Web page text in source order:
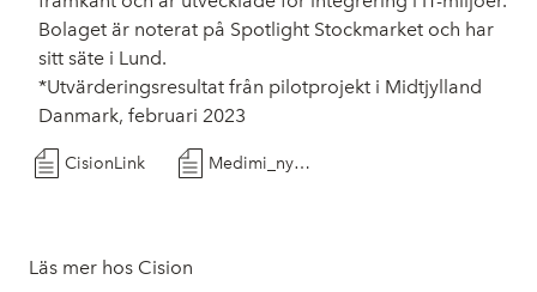
Bolaget är noterat på Spotlight Stockmarket och har
sitt säte i Lund.
*Utvärderingsresultat från pilotprojekt i Midtjylland
Danmark, februari 2023
CisionLink Medimi_ny_pilotkommun_Norge_20230613
Läs mer hos Cision